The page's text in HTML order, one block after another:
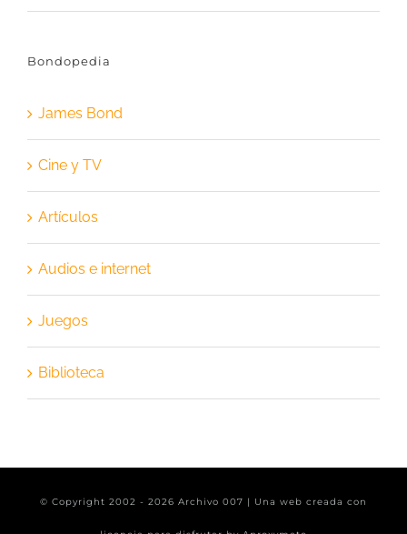
Bondopedia
James Bond
Cine y TV
Artículos
Audios e internet
Juegos
Biblioteca
© Copyright 2002 - 2026 Archivo 007 | Una web creada con